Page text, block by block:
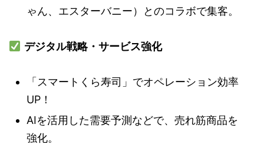
ゃん、エスターバニー）とのコラボで集客。
デジタル戦略・サービス強化
「スマートくら寿司」でオペレーション効率
UP！
AIを活用した需要予測などで、売れ筋商品を
強化。